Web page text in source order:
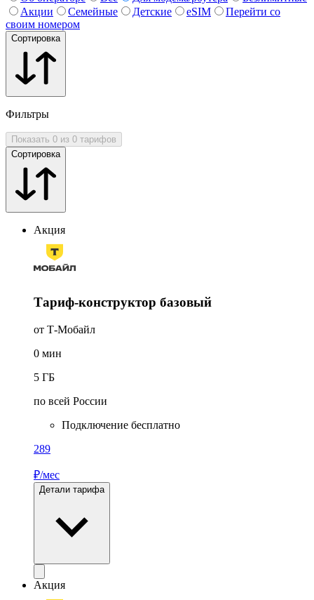
Акции
Семейные Детские eSIM
Перейти со
своим номером
Сортировка
Фильтры
Показать 0 из 0 тарифов
Сортировка
Акция
Тариф-конструктор базовый
от Т‑Мобайл
0 мин
5 ГБ
по всей России
Подключение бесплатно
289
₽/мес
Детали тарифа
Акция